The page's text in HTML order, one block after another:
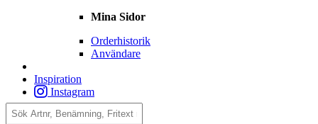
Mina Sidor
Orderhistorik
Användare
Inspiration
Instagram